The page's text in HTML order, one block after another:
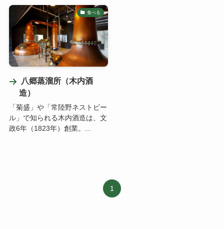
食べる
八郷蒸溜所（木内酒
造）
「菊盛」や「常陸野ネストビー
ル」で知られる木内酒造は、文
政6年（1823年）創業。...
1